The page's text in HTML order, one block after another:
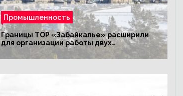
Промышленность
Границы ТОР «Забайкалье» расширили
для организации работы двух
промышленных предприятий